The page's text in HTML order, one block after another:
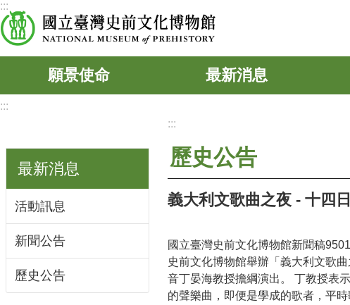
跳到主要內容區塊
:::
願景使命 最新消息
:::
最新消息
活動訊息
新聞公告
歷史公告
:::
歷史公告
義大利文歌曲之夜 - 十四
國立臺灣史前文化博物館新聞稿
史前文化博物館舉辦「義大利文歌
音丁晏海教授擔綱演出。 丁教授表
的聲樂曲，即便是學成的歌者，平